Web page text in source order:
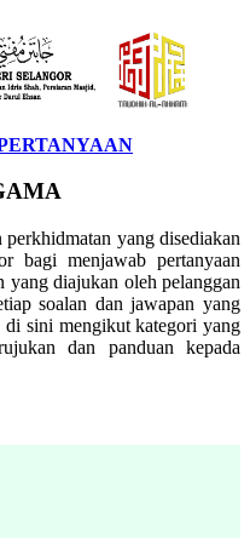
perkhidmatan yang disediakan
bagi menjawab pertanyaan
yang diajukan oleh pelanggan
soalan dan jawapan yang
sini mengikut kategori yang
dan panduan kepada